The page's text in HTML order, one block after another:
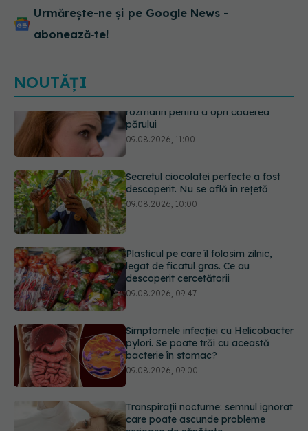
Urmărește-ne și pe Google News -
abonează‑te!
NOUTĂȚI
Secretul ciocolatei perfecte a fost
descoperit. Nu se află în rețetă
Plasticul pe care îl folosim zilnic,
09.08.2026, 09:47
Simptomele infecției cu Helicobacter
pylori. Se poate trăi cu această
09.08.2026, 09:00
Transpirații nocturne: semnul ignorat
care poate ascunde probleme
08.08.2026, 20:00